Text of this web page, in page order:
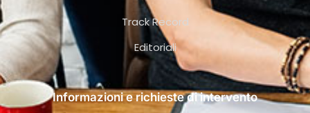
Track Record
Editoriali
Informazioni e richieste di intervento